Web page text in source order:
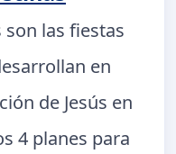
son las fiestas
en
de Jesús en
4 planes para